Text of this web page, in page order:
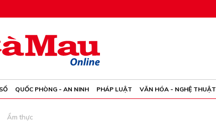
QUỐC PHÒNG - AN NINH PHÁP LUẬT VĂN HÓA - NGHỆ THUẬT
Ẩm thực